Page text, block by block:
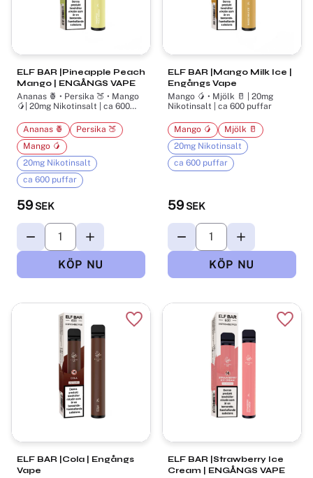
ELF BAR |Pineapple Peach
Mango | ENGÅNGS VAPE
Ananas 🍍 • Persika 🍑 • Mango
🥭| 20mg Nikotinsalt | ca 600
59 SEK
Ananas 🍍
Persika 🍑
Mango 🥭
20mg Nikotinsalt
ca 600 puffar
ELF BAR |Mango Milk Ice |
Engångs Vape
Mango 🥭 • Mjölk 🥛 | 20mg
Nikotinsalt | ca 600 puffar
59 SEK
Mango 🥭
Mjölk 🥛
20mg Nikotinsalt
ca 600 puffar
ELF BAR |Cola | Engångs
Vape
Lägg till i favoriter
ELF BAR |Strawberry Ice
Cream | ENGÅNGS VAPE